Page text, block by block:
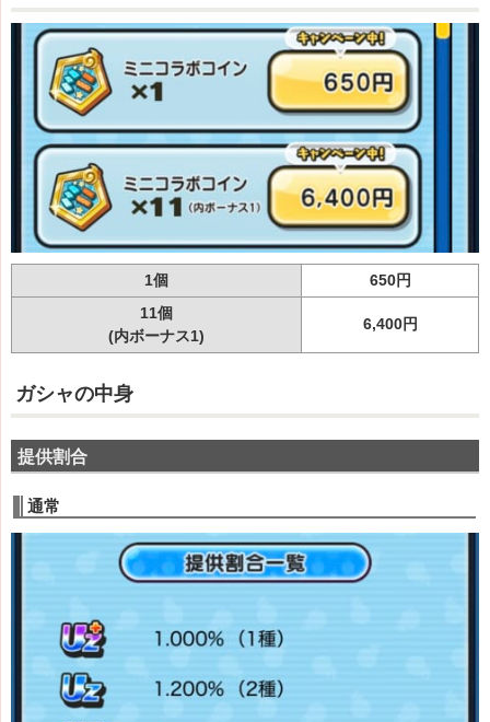
1個
650円
11個
(内ボーナス1)
6,400円
ガシャの中身
提供割合
通常